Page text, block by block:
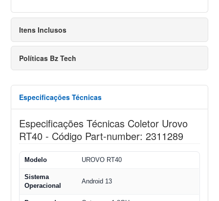
Itens Inclusos
Políticas Bz Tech
Especificações Técnicas
Especificações Técnicas Coletor Urovo
RT40 - Código Part-number: 2311289
Modelo UROVO RT40
Sistema
Operacional
Android 13